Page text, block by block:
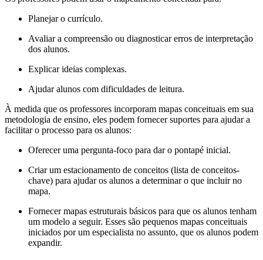
Planejar o currículo.
Avaliar a compreensão ou diagnosticar erros de interpretação
dos alunos.
Explicar ideias complexas.
Ajudar alunos com dificuldades de leitura.
À medida que os professores incorporam mapas conceituais em sua
metodologia de ensino, eles podem fornecer suportes para ajudar a
facilitar o processo para os alunos:
Oferecer uma pergunta-foco para dar o pontapé inicial.
Criar um estacionamento de conceitos (lista de conceitos-
chave) para ajudar os alunos a determinar o que incluir no
mapa.
Fornecer mapas estruturais básicos para que os alunos tenham
um modelo a seguir. Esses são pequenos mapas conceituais
iniciados por um especialista no assunto, que os alunos podem
expandir.